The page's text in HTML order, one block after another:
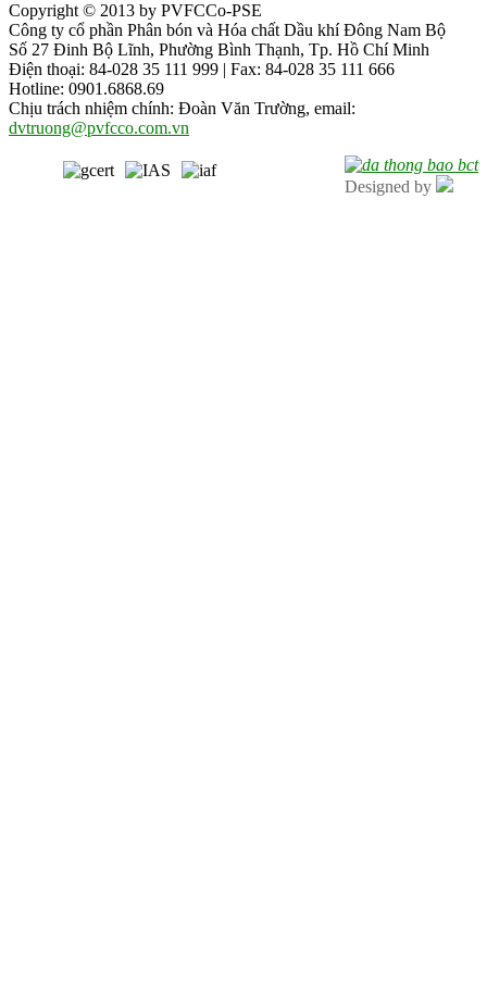
Copyright © 2013 by PVFCCo-PSE
Công ty cổ phần Phân bón và Hóa chất Dầu khí Đông Nam Bộ
Số 27 Đinh Bộ Lĩnh, Phường Bình Thạnh, Tp. Hồ Chí Minh
Điện thoại: 84-028 35 111 999 | Fax: 84-028 35 111 666
Hotline: 0901.6868.69
Chịu trách nhiệm chính: Đoàn Văn Trường, email:
dvtruong@pvfcco.com.vn
Designed by